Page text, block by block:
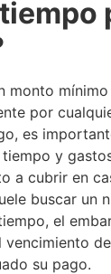
monto
por
es
y
a cubrir en
buscar un
el
su pago.